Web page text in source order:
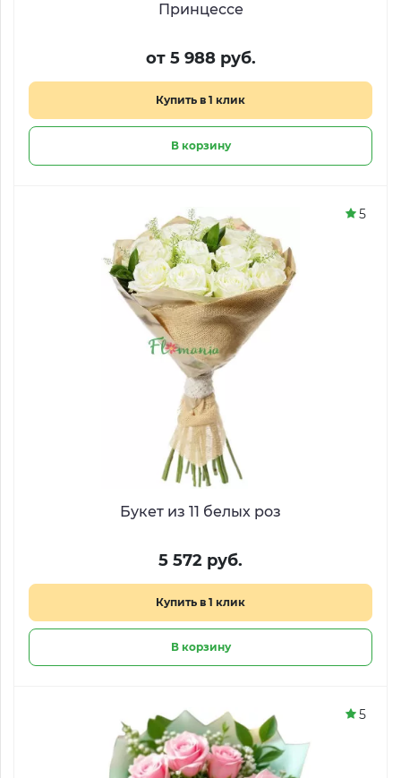
Принцессе
от 5 988 руб.
Купить в 1 клик
В корзину
Букет из 11 белых роз
5 572 руб.
Купить в 1 клик
В корзину
5
5